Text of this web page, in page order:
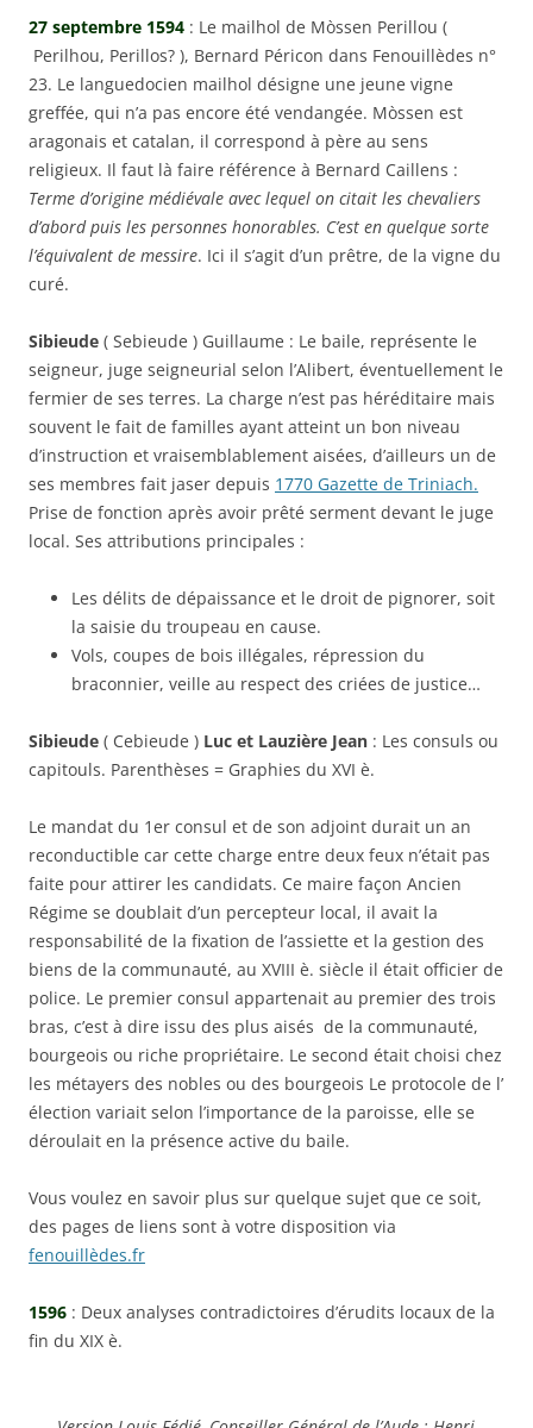
27 septembre 1594 : Le mailhol de Mòssen Perillou (
Perilhou, Perillos? ), Bernard Péricon dans Fenouillèdes n°
23. Le languedocien mailhol désigne une jeune vigne
greffée, qui n’a pas encore été vendangée. Mòssen est
aragonais et catalan, il correspond à père au sens
religieux. Il faut là faire référence à Bernard Caillens :
Terme d’origine médiévale avec lequel on citait les chevaliers
d’abord puis les personnes honorables. C’est en quelque sorte
l’équivalent de messire. Ici il s’agit d’un prêtre, de la vigne du
curé.
Sibieude ( Sebieude ) Guillaume : Le baile, représente le
seigneur, juge seigneurial selon l’Alibert, éventuellement le
fermier de ses terres. La charge n’est pas héréditaire mais
souvent le fait de familles ayant atteint un bon niveau
d’instruction et vraisemblablement aisées, d’ailleurs un de
ses membres fait jaser depuis 1770 Gazette de Triniach.
Prise de fonction après avoir prêté serment devant le juge
local. Ses attributions principales :
Les délits de dépaissance et le droit de pignorer, soit
la saisie du troupeau en cause.
Vols, coupes de bois illégales, répression du
braconnier, veille au respect des criées de justice…
Sibieude ( Cebieude ) Luc et Lauzière Jean : Les consuls ou
capitouls. Parenthèses = Graphies du XVI è.
Le mandat du 1er consul et de son adjoint durait un an
reconductible car cette charge entre deux feux n’était pas
faite pour attirer les candidats. Ce maire façon Ancien
Régime se doublait d’un percepteur local, il avait la
responsabilité de la fixation de l’assiette et la gestion des
biens de la communauté, au XVIII è. siècle il était officier de
police. Le premier consul appartenait au premier des trois
bras, c’est à dire issu des plus aisés de la communauté,
bourgeois ou riche propriétaire. Le second était choisi chez
les métayers des nobles ou des bourgeois Le protocole de l’
élection variait selon l’importance de la paroisse, elle se
déroulait en la présence active du baile.
Vous voulez en savoir plus sur quelque sujet que ce soit,
des pages de liens sont à votre disposition via
fenouillèdes.fr
1596 : Deux analyses contradictoires d’érudits locaux de la
fin du XIX è.